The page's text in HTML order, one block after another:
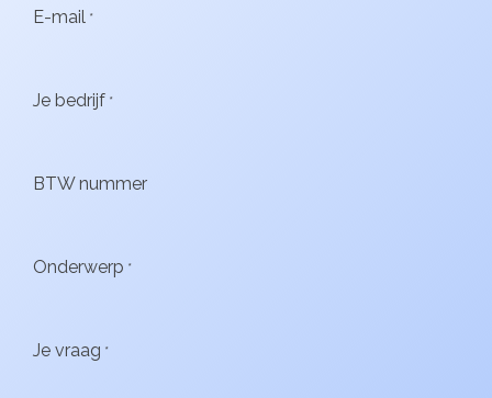
E-mail *
Je bedrijf *
BTW nummer
Onderwerp *
Je vraag *